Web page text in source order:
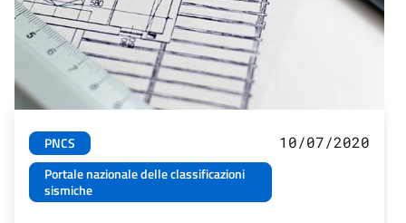
PNCS
Portale nazionale delle classificazioni
sismiche
10/07/2020